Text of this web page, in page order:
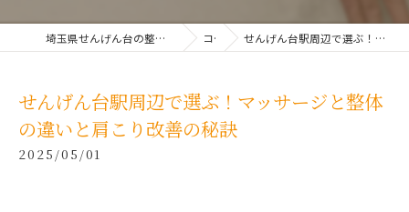
埼玉県せんげん台の整体なら根本改善整体院AQUILAせんげん台 コラム せんげん台駅周辺で選ぶ！マッサージと整体の違いと肩こり改善の秘訣
せんげん台駅周辺で選ぶ！マッサージと整体
の違いと肩こり改善の秘訣
2025/05/01